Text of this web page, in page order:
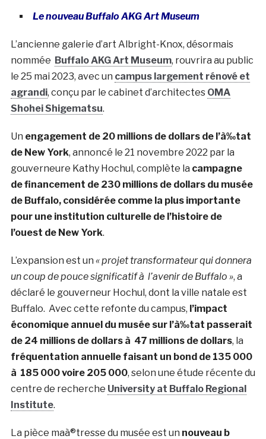
Le nouveau Buffalo AKG Art Museum
L’ancienne galerie d’art Albright-Knox, désormais
nommée Buffalo AKG Art Museum, rouvrira au public
le 25 mai 2023, avec un campus largement rénové et
agrandi, conçu par le cabinet d’architectes OMA
Shohei Shigematsu.
Un engagement de 20 millions de dollars de l’à‰tat
de New York, annoncé le 21 novembre 2022 par la
gouverneure Kathy Hochul, complète la campagne
de financement de 230 millions de dollars du musée
de Buffalo, considérée comme la plus importante
pour une institution culturelle de l’histoire de
l’ouest de New York.
L’expansion est un « projet transformateur qui donnera
un coup de pouce significatif à l’avenir de Buffalo », a
déclaré le gouverneur Hochul, dont la ville natale est
Buffalo. Avec cette refonte du campus, l’impact
économique annuel du musée sur l’à‰tat passerait
de 24 millions de dollars à 47 millions de dollars, la
fréquentation annuelle faisant un bond de 135 000
à 185 000 voire 205 000, selon une étude récente du
centre de recherche University at Buffalo Regional
Institute.
La pièce maà®tresse du musée est un nouveau b